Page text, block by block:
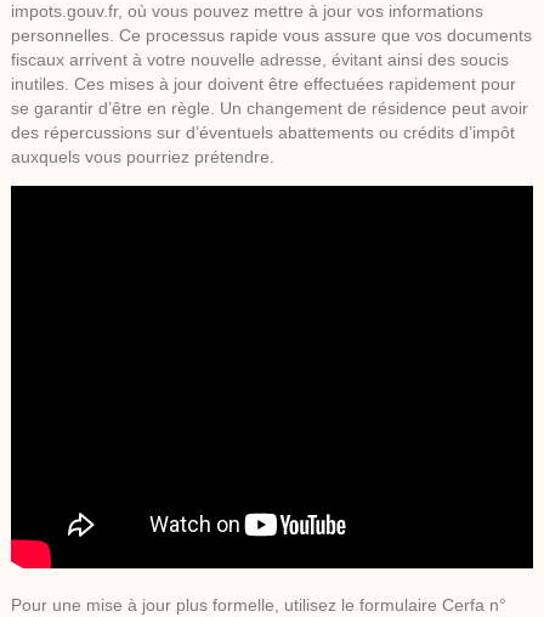
impots.gouv.fr, où vous pouvez mettre à jour vos informations
personnelles. Ce processus rapide vous assure que vos documents
fiscaux arrivent à votre nouvelle adresse, évitant ainsi des soucis
inutiles. Ces mises à jour doivent être effectuées rapidement pour
se garantir d’être en règle. Un changement de résidence peut avoir
des répercussions sur d’éventuels abattements ou crédits d’impôt
auxquels vous pourriez prétendre.
Pour une mise à jour plus formelle, utilisez le formulaire Cerfa n°